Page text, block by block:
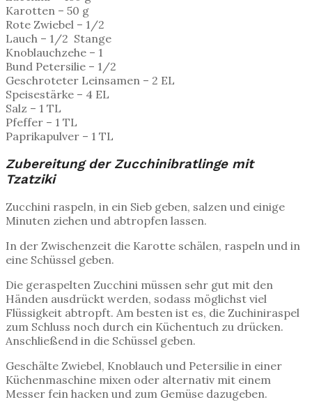
Karotten – 50 g
Rote Zwiebel – 1/2
Lauch – 1/2 Stange
Knoblauchzehe – 1
Bund Petersilie – 1/2
Geschroteter Leinsamen – 2 EL
Speisestärke – 4 EL
Salz – 1 TL
Pfeffer – 1 TL
Paprikapulver – 1 TL
Zubereitung der Zucchinibratlinge mit
Tzatziki
Zucchini raspeln, in ein Sieb geben, salzen und einige
Minuten ziehen und abtropfen lassen.
In der Zwischenzeit die Karotte schälen, raspeln und in
eine Schüssel geben.
Die geraspelten Zucchini müssen sehr gut mit den
Händen ausdrückt werden, sodass möglichst viel
Flüssigkeit abtropft. Am besten ist es, die Zuchiniraspel
zum Schluss noch durch ein Küchentuch zu drücken.
Anschließend in die Schüssel geben.
Geschälte Zwiebel, Knoblauch und Petersilie in einer
Küchenmaschine mixen oder alternativ mit einem
Messer fein hacken und zum Gemüse dazugeben.